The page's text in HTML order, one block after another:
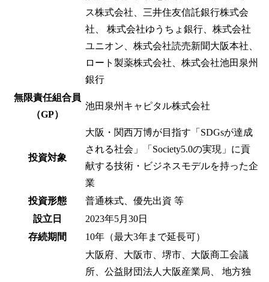
ス株式会社、三井住友信託銀行株式会
社、 株式会社ゆうちょ銀行、株式会社
ユニオン、株式会社読売新聞大阪本社、
ロート製薬株式会社、株式会社池田泉州
銀行
無限責任組合員
（GP）
池田泉州キャピタル株式会社
投資対象
大阪・関西万博が目指す「SDGsが達成
される社会」「Society5.0の実現」に貢
献する技術・ビジネスモデルを持った企
業
投資形態
普通株式、優先出資 等
設立日
2023年5月30日
存続期間
10年（最大3年まで延長可）
大阪府、大阪市、堺市、大阪商工会議
所、公益財団法人大阪産業局、 地方独